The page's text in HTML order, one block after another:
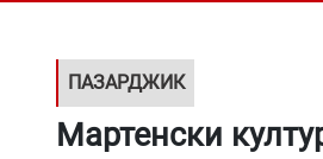
ПАЗАРДЖИК
Мартенски